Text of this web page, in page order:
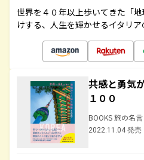
世界を４０年以上歩いてきた「
けする、人生を輝かせるイタリ
共感と勇気
１００
BOOKS 旅の名
2022.11.04 発売